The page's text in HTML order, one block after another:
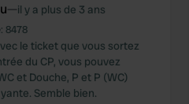
—il y a plus de 3 ans
8478
le ticket que vous sortez
du CP, vous pouvez
et Douche, P et P (WC)
Semble bien.